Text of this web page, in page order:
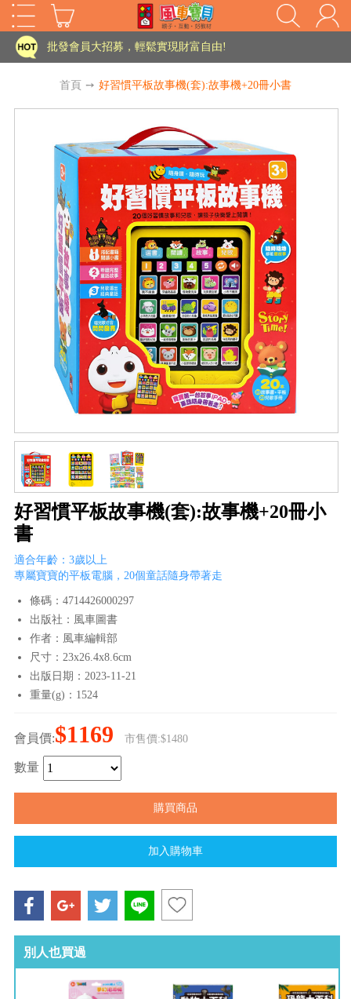
HOT
家長樂了!「風車書版集團暨FOOD超人企業總部」目前正興建中!
批發會員大招募，輕鬆實現財富自由!
老師您好!!幼教會員火熱招募中~
海外購物免煩惱！點我查看『海外購物流程說明』
批發會員大招募，輕鬆實現財富自由!
老師您好!!幼教會員火熱招募中~
海外購物免煩惱！點我查看『海外購物流程說明』
首頁 ➙ 好習慣平板故事機(套):故事機+20冊小書
好習慣平板故事機(套):故事機+20冊小
書
適合年齡：3歲以上
專屬寶寶的平板電腦，20個童話隨身帶著走
條碼：4714426000297
出版社：風車圖書
作者：風車編輯部
尺寸：23x26.4x8.6cm
出版日期：2023-11-21
重量(g)：1524
會員價:$1169 市售價:$1480
數量
別人也買過